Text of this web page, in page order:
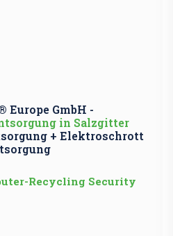
Europe GmbH -
in Salzgitter
+ Elektroschrott
Recycling Security